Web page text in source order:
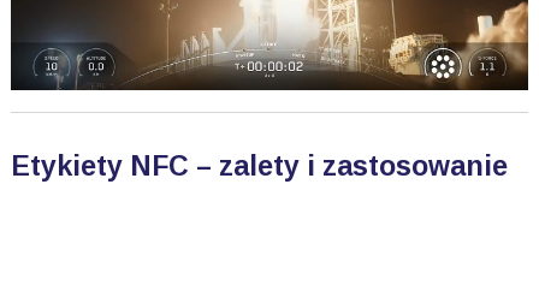
Etykiety NFC – zalety i zastosowanie